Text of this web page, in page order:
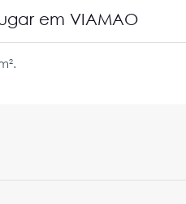
em VIAMAO